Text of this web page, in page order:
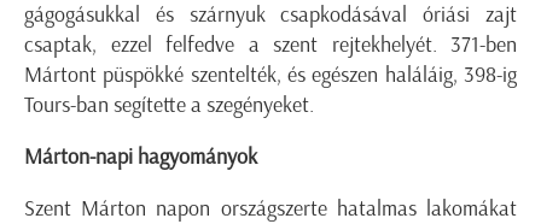
gágogásukkal és szárnyuk csapkodásával óriási zajt
csaptak, ezzel felfedve a szent rejtekhelyét. 371-ben
Mártont püspökké szentelték, és egészen haláláig, 398-ig
Tours-ban segítette a szegényeket.
Márton-napi hagyományok
Szent Márton napon országszerte hatalmas lakomákat